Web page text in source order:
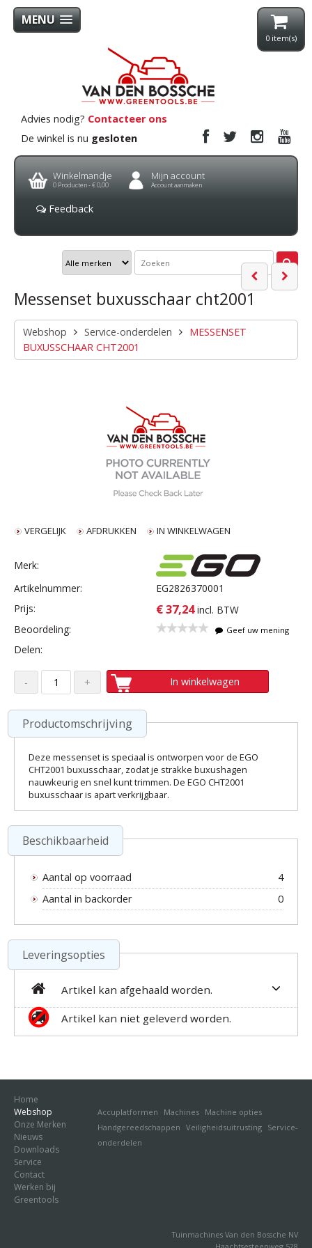
MENU
0 item(s)
Advies nodig? Contacteer ons
De winkel is nu gesloten
Winkelmandje
0 Producten -€ 0,00
Mijn account
Account aanmaken
Feedback
Messenset buxusschaar cht2001
Webshop Service-onderdelen
MESSENSET
BUXUSSCHAAR CHT2001
VERGELIJK AFDRUKKEN IN WINKELWAGEN
Merk:
Artikelnummer:
EG2826370001
Prijs:
€ 37,24 incl. BTW
Beoordeling:
Geef uw mening
Delen:
In winkelwagen
Productomschrijving
Deze messenset is speciaal is ontworpen voor de EGO
CHT2001 buxusschaar, zodat je strakke buxushagen
nauwkeurig en snel kunt trimmen. De EGO CHT2001
buxusschaar is apart verkrijgbaar.
Beschikbaarheid
Aantal op voorraad
4
Aantal in backorder
0
Leveringsopties
Artikel kan afgehaald worden.
Artikel kan niet geleverd worden.
Home
Webshop
Accuplatformen Machines Machine opties
Handgereedschappen Veiligheidsuitrusting Service-
onderdelen
Onze Merken
Nieuws
Downloads
Service
Contact
Werken bij
Greentools
Tuinmachines Van den Bossche NV